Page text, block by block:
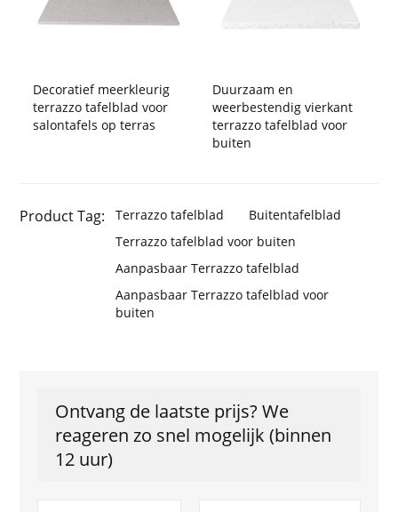
Decoratief meerkleurig
terrazzo tafelblad voor
salontafels op terras
Duurzaam en
weerbestendig vierkant
terrazzo tafelblad voor
buiten
Product Tag: Terrazzo tafelblad
Buitentafelblad
Terrazzo tafelblad voor buiten
Aanpasbaar Terrazzo tafelblad
Aanpasbaar Terrazzo tafelblad voor
buiten
Ontvang de laatste prijs? We
reageren zo snel mogelijk (binnen
12 uur)